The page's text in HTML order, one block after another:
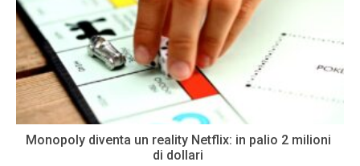
Monopoly diventa un reality Netflix: in palio 2 milioni
di dollari